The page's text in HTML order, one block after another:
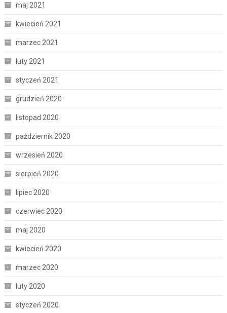
maj 2021
kwiecień 2021
marzec 2021
luty 2021
styczeń 2021
grudzień 2020
listopad 2020
październik 2020
wrzesień 2020
sierpień 2020
lipiec 2020
czerwiec 2020
maj 2020
kwiecień 2020
marzec 2020
luty 2020
styczeń 2020